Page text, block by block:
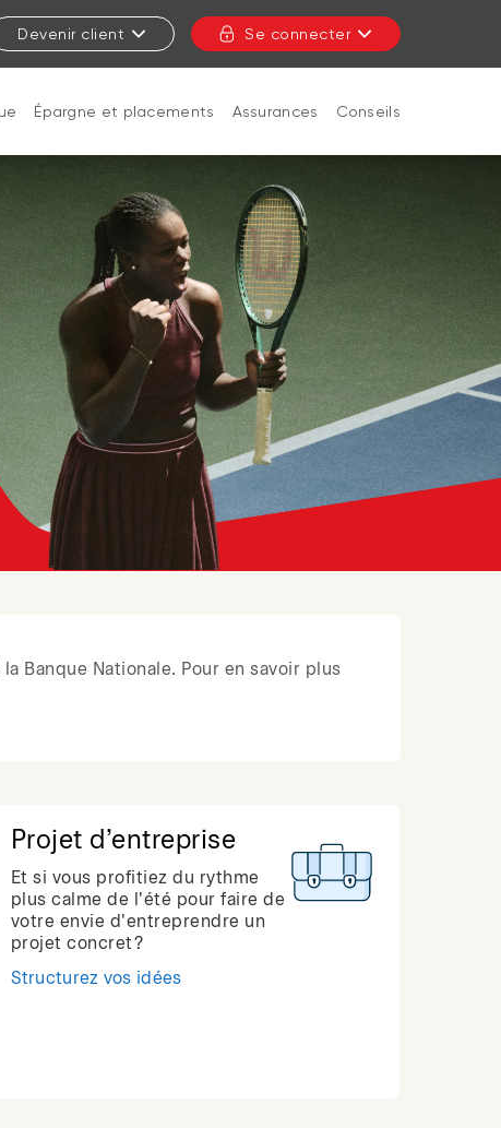
Devenir client Se connecter
Épargne et placements Assurances Conseils
Banque Nationale. Pour en savoir plus
Projet d’entreprise
Et si vous profitiez du rythme
plus calme de l'été pour faire de
votre envie d'entreprendre un
projet concret?
Structurez vos idées